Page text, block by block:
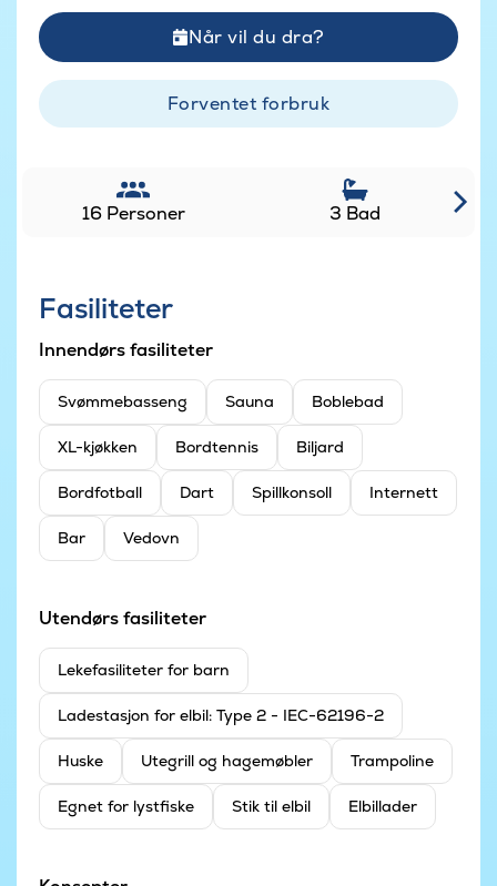
Når vil du dra?
Forventet forbruk
16 Personer 3 Bad
Fasiliteter
Innendørs fasiliteter
Svømmebasseng Sauna Boblebad
XL-kjøkken Bordtennis Biljard
Bordfotball Dart Spillkonsoll Internett
Bar Vedovn
Utendørs fasiliteter
Leke­fasiliteter for barn
Ladestasjon for elbil: Type 2 - IEC-62196-2
Huske Utegrill og hagemøbler Trampoline
Egnet for lystfiske Stik til elbil Elbillader